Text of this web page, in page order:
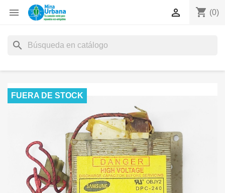
 shopping_cart (0)

search
FUERA DE STOCK